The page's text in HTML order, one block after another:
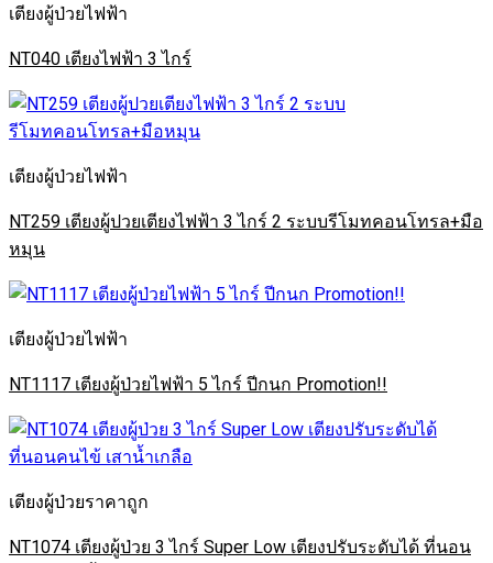
เตียงผู้ป่วยไฟฟ้า
NT040 เตียงไฟฟ้า 3 ไกร์
เตียงผู้ป่วยไฟฟ้า
NT259 เตียงผู้ปวยเตียงไฟฟ้า 3 ไกร์ 2 ระบบรีโมทคอนโทรล+มือ
หมุน
เตียงผู้ป่วยไฟฟ้า
NT1117 เตียงผู้ป่วยไฟฟ้า 5 ไกร์ ปีกนก Promotion!!
เตียงผู้ป่วยราคาถูก
NT1074 เตียงผู้ป่วย 3 ไกร์ Super Low เตียงปรับระดับได้ ที่นอน